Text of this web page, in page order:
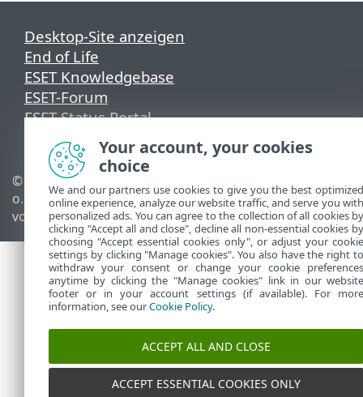
Desktop-Site anzeigen
End of Life
ESET Knowledgebase
ESET-Forum
ESET Status Portal
Regionaler Support
© 1992 - 2025 ESET, spol. s r.
o. - Alle Rechte
vorbehalten.
Cookie-Richtlinie
Your account, your cookies
choice
We and our partners use cookies to give you the best optimized
online experience, analyze our website traffic, and serve you with
personalized ads. You can agree to the collection of all cookies by
clicking "Accept all and close", decline all non-essential cookies by
choosing "Accept essential cookies only", or adjust your cookie
settings by clicking "Manage cookies". You also have the right to
withdraw your consent or change your cookie preferences
anytime by clicking the "Manage cookies" link in our website
footer or in your account settings (if available). For more
information, see ourCookie Policy.
ACCEPT ALL AND CLOSE
ACCEPT ESSENTIAL COOKIES ONLY